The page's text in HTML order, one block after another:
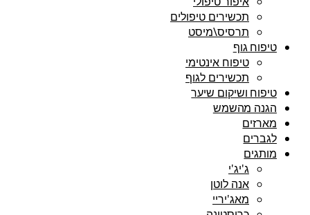
תכשירים טיפולים
תרסיס\מיסט
טיפוח גוף
טיפוח אינטימי
תכשירים לגוף
טיפוח ושיקום שיער
הגנה מהשמש
מארזים
לגברים
מותגים
ג'יג'י
אנה לוטן
מאג'יריי